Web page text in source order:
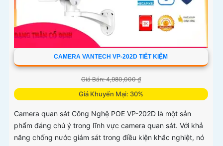
CAMERA VANTECH VP-202D TIẾT KIỆM
Giá Bán: 4,980,000 ₫
Giá Khuyến Mại: 30%
Camera quan sát Công Nghệ POE VP-202D là một sản
phẩm đáng chú ý trong lĩnh vực camera quan sát. Với khả
năng chống nước giám sát trong điều kiện khắc nghiệt, nó